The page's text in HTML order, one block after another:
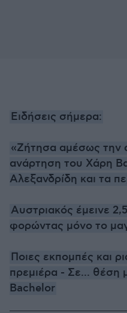
Ειδήσεις σήμερα:
«Ζήτησα αμέσως την
ανάρτηση του Χάρη
Αλεξανδρίδη και τα
Αυστριακός έμεινε
φορώντας μόνο το
Ποιες εκπομπές και
πρεμιέρα - Σε... θέση
Bachelor